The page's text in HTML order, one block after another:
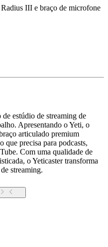
III e braço de microfone
estúdio de streaming de
Apresentando o Yeti, o
articulado premium
que precisa para podcasts,
Com uma qualidade de
o Yeticaster transforma
streaming.